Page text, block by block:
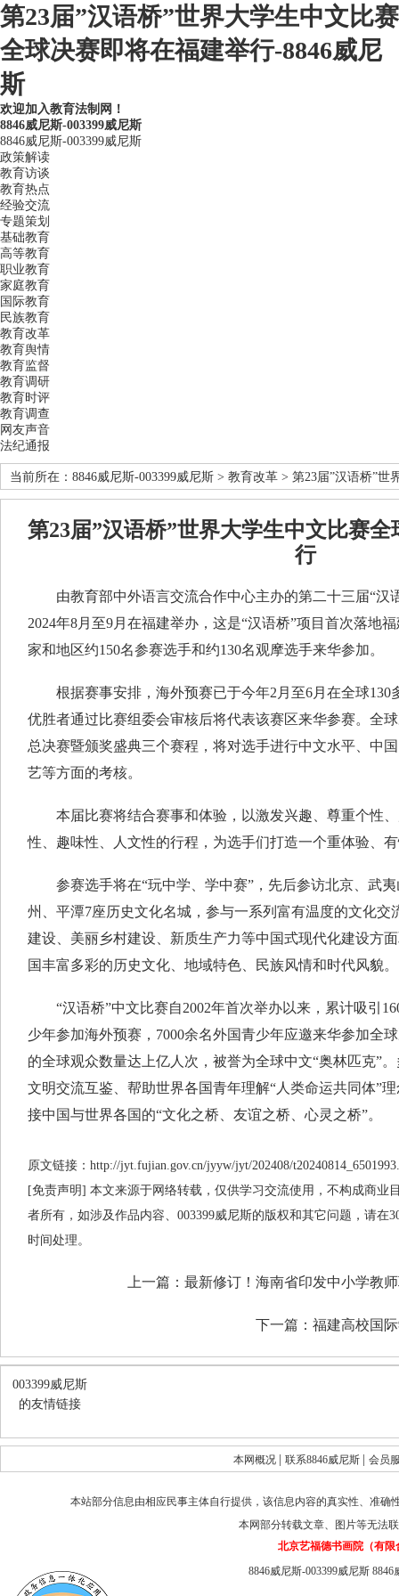
第23届”汉语桥”世界大学生中文比赛
全球决赛即将在福建举行-8846威尼
斯
欢迎加入教育法制网！
8846威尼斯-003399威尼斯
8846威尼斯-003399威尼斯
政策解读
教育访谈
教育热点
经验交流
专题策划
基础教育
高等教育
职业教育
家庭教育
国际教育
民族教育
教育改革
教育舆情
教育监督
教育调研
教育时评
教育调查
网友声音
法纪通报
当前所在： 8846威尼斯-003399威尼斯 > 教育改革 > 第23届”汉语桥”世
第23届”汉语桥”世界大学生中文比赛
行
由教育部中外语言交流合作中心主办的第二十三届“汉
2024年8月至9月在福建举办，这是“汉语桥”项目首次落地
家和地区约150名参赛选手和约130名观摩选手来华参加。
根据赛事安排，海外预赛已于今年2月至6月在全球130
优胜者通过比赛组委会审核后将代表该赛区来华参赛。全
总决赛暨颁奖盛典三个赛程，将对选手进行中文水平、中
艺等方面的考核。
本届比赛将结合赛事和体验，以激发兴趣、尊重个性、
性、趣味性、人文性的行程，为选手们打造一个重体验、
参赛选手将在“玩中学、学中赛”，先后参访北京、武夷
州、平潭7座历史文化名城，参与一系列富有温度的文化交
建设、美丽乡村建设、新质生产力等中国式现代化建设方
国丰富多彩的历史文化、地域特色、民族风情和时代风貌。
“汉语桥”中文比赛自2002年首次举办以来，累计吸引
少年参加海外预赛，7000余名外国青少年应邀来华参加全
的全球观众数量达上亿人次，被誉为全球中文“奥林匹克”
文明交流互鉴、帮助世界各国青年理解“人类命运共同体”
接中国与世界各国的“文化之桥、友谊之桥、心灵之桥”。
原文链接：http://jyt.fujian.gov.cn/jyyw/jyt/202408/
[免责声明] 本文来源于网络转载，仅供学习交流使用，不构成商业
者所有，如涉及作品内容、003399威尼斯的版权和其它问题，请在
时间处理。
上一篇： 最新修订！海南省印发中小学教
下一篇： 福建高校国
003399威尼斯
的友情链接
本网概况 联系8846威尼斯 会员
本站部分信息由相应民事主体自行提供，该信息内容的真实性、准确
本网部分转载文章、图片等无法
北京艺福德书画院（有
8846威尼斯-003399威尼斯 8846